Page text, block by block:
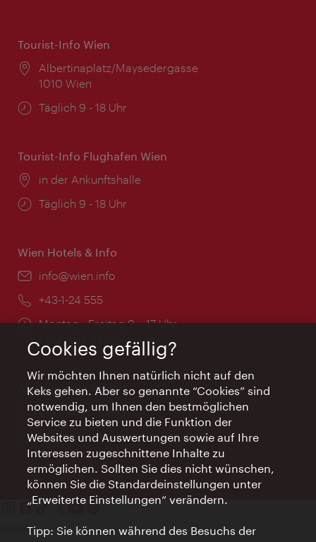
Tourist-Info Wien
Ort:
Albertinaplatz/Maysedergasse
1010 Wien
Öffnungszeiten:
Täglich 9 - 18 Uhr
Tourist-Info Flughafen Wien
Ort:
in der Ankunftshalle
Öffnungszeiten:
Täglich 9 - 18 Uhr
Wien Hotels & Info
Email:
info@wien.info
Telefon:
+43-1-24 555
Öffnungszeiten:
Montag - Freitag 9 – 17 Uhr
Feiertags geschlossen
AI Concierge Wien
Ort:
concierge.wien.info
Öffnungszeiten:
Informationen rund um die Uhr
Kontakt
Cookies gefällig?
Wir möchten Ihnen natürlich nicht auf den
Keks gehen. Aber so genannte “Cookies” sind
notwendig, um Ihnen den bestmöglichen
Service zu bieten und die Funktion der
Websites und Auswertungen sowie auf Ihre
Interessen zugeschnittene Inhalte zu
ermöglichen. Sollten Sie dies nicht wünschen,
können Sie die Standardeinstellungen unter
„Erweiterte Einstellungen“ verändern.
Tipp: Sie können während des Besuchs der